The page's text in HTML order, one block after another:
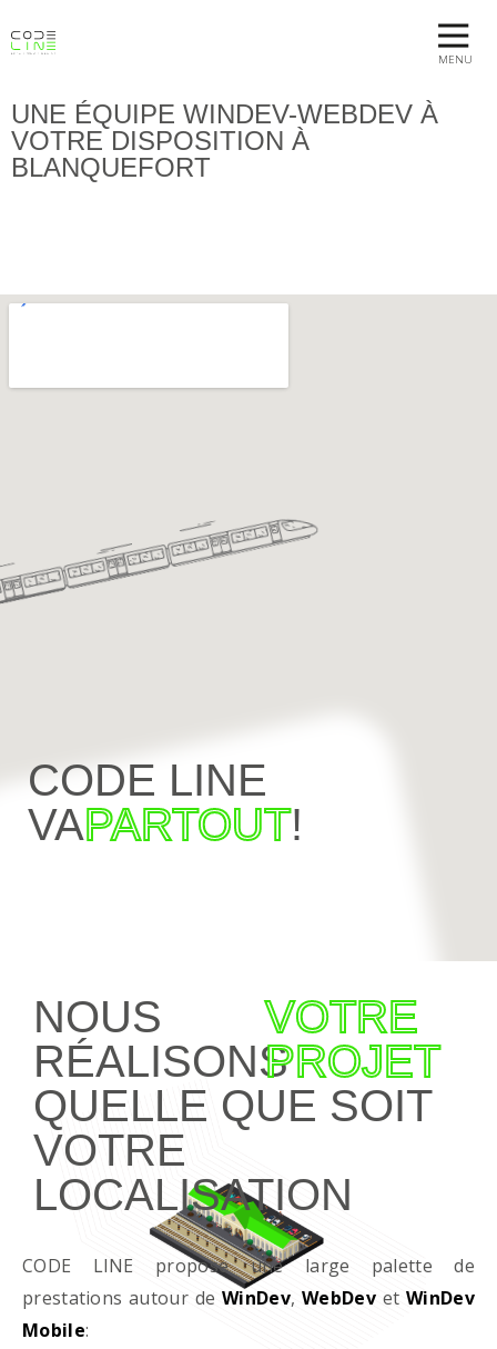
MENU
UNE ÉQUIPE WINDEV-WEBDEV À
VOTRE DISPOSITION À
BLANQUEFORT
CODE LINE
VAPARTOUT!
NOUS
RÉALISONS
VOTRE
PROJET
QUELLE QUE SOIT
VOTRE
LOCALISATION
CODE LINE propose une large palette de
prestations autour deWinDev,WebDevet WinDev
Mobile: